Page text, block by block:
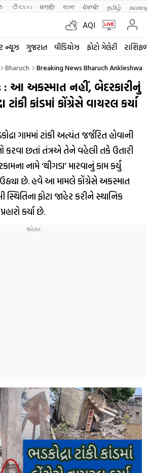
తెలుగు मराठी বাংলা ਪੰਜਾਬੀ தமிழ்
AQI
ન્યૂઝ ગુજરાત વીડિયોઝ ફોટો ગેલેરી
Bharuch Breaking News Bharuch
: આ અકસ્માત નહીં, બેદરકારીનું
ટાંકી કાંડમાં કોંગ્રેસે વાયરલ કર્યા
ગામમાં ટાંકી અત્યંત જર્જરિત હોવાની
છતાં તંત્રએ તેને વહેલી તકે ઉતારી
નામે ‘થીગડા’ મારવાનું કામ કર્યું
છે. હવે આ મામલે કોંગ્રેસે અકસ્માત
સ્થિતિના ફોટા જાહેર કરીને સ્થાનિક
કર્યા છે.